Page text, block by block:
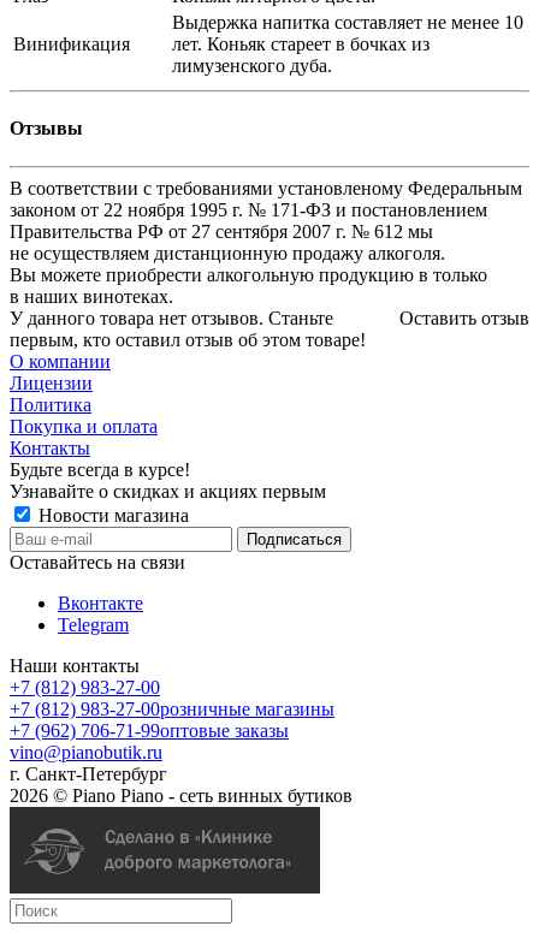
Винификация
Выдержка напитка составляет не менее 10
лет. Коньяк стареет в бочках из
лимузенского дуба.
Отзывы
В соответствии с требованиями установленому Федеральным
законом от 22 ноября 1995 г. № 171-ФЗ и постановлением
Правительства РФ от 27 сентября 2007 г. № 612 мы
не осуществляем дистанционную продажу алкоголя.
Вы можете приобрести алкогольную продукцию в только
в наших винотеках.
Оставить отзыв
У данного товара нет отзывов. Станьте
первым, кто оставил отзыв об этом товаре!
О компании
Лицензии
Политика
Покупка и оплата
Контакты
Будьте всегда в курсе!
Узнавайте о скидках и акциях первым
Новости магазина
Оставайтесь на связи
Вконтакте
Telegram
Наши контакты
+7 (812) 983-27-00
+7 (812) 983-27-00розничные магазины
+7 (962) 706-71-99оптовые заказы
vino@pianobutik.ru
г. Санкт-Петербург
2026 © Piano Piano - сеть винных бутиков